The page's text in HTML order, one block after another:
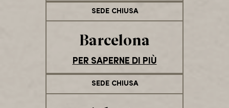
SEDE CHIUSA
Barcelona
PER SAPERNE DI PIÙ
SEDE CHIUSA